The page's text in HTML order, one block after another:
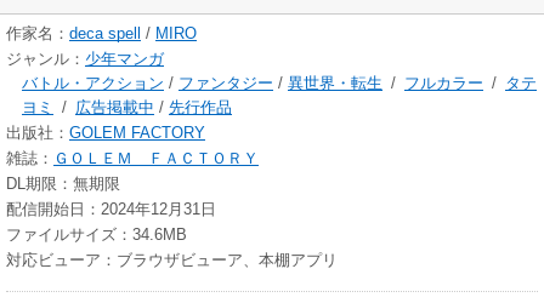
作家名： deca spell / MIRO
ジャンル： 少年マンガ
バトル・アクション / ファンタジー / 異世界・転生 / フルカラー / タテ
ヨミ
/ 広告掲載中 / 先行作品
出版社： GOLEM FACTORY
雑誌： ＧＯＬＥＭ ＦＡＣＴＯＲＹ
DL期限：無期限
配信開始日：2024年12月31日
ファイルサイズ：34.6MB
対応ビューア：ブラウザビューア、本棚アプリ